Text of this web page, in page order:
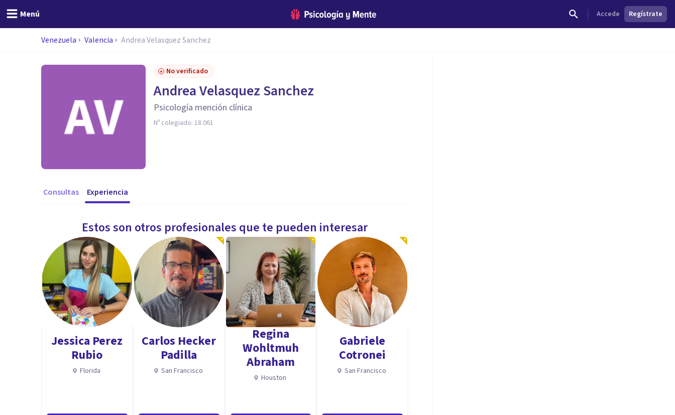
Menú Accede Regístrate
Venezuela Valencia Andrea Velasquez Sanchez
No verificado
Andrea Velasquez Sanchez
Psicología mención clínica
Nº colegiado: 18.061
Consultas Experiencia
Estos son otros profesionales que te pueden interesar
Jessica Perez
Rubio
Florida
Carlos Hecker
Padilla
San Francisco
Regina
Wohltmuh
Abraham
Houston
Gabriele
Cotronei
San Francisco